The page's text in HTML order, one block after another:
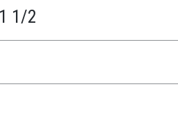
1/2